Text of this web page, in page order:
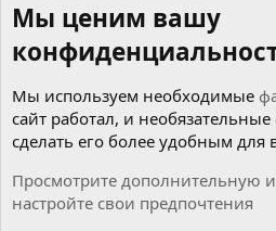
Мы ценим вашу
Мы используем необходимые
сайт работал, и
сделать его более удобным для
Просмотрите дополнительную
настройте свои предпочтения